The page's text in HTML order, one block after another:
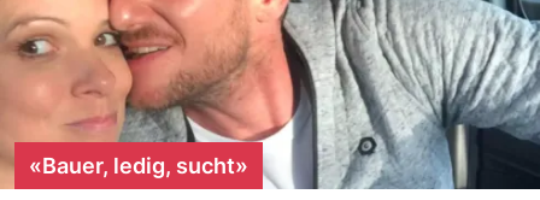
«Bauer, ledig, sucht»